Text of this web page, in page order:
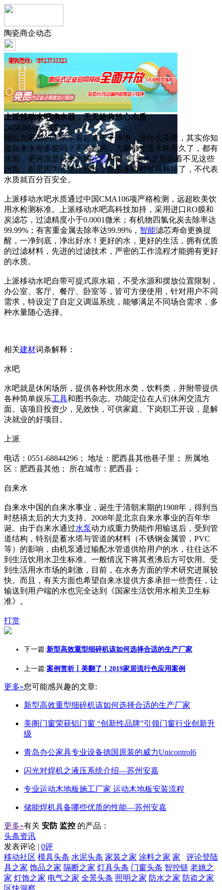
陶瓷商企动态
上派移动水吧净水器，天天给你放心水质
2024-04-06 浏览:72
你以为家里的自来水看起来干干净净，没什么杂质，其实你知
道自来水有多脏吗？不说别的，大家都知道水杯用久了，都有
水垢，更何况是自来水的水管内部~自来水之所以看不见这些
污垢，那是因为管道比较长，很多东西都被稀释掉了，不代表
水质就百分百安全。
上派移动水吧水质通过中国CMA106项严格检测，远超欧美饮
用水检测标准。上派移动水吧高科技加持，采用进口RO膜和
炭滤芯，过滤精度小于0.0001微米；有机物四氯化炭去除率达
99.99%；有害重金属去除率达99.99%， 智能滤芯寿命更换提
醒，一净到底，净出好水！更好的水，更好的生活，拥有优质
的过滤材料，先进的过滤技术，严密的工作流程才能拥有更好
的水质。
上派移动水吧自带可提式原水箱，不受水源和摆放位置限制，
办公室、客厅、餐厅、卧室等，皆可方便使用，针对用户不同
需求，特设定了自定义调温系统，能够满足不同场合需求，多
种水量随心选择。
相关建材词条解释：
水吧
水吧就是休闲场所，提供各种饮用水类，饮料类，并附带提供
各种简单娱乐工具和图书杂志。功能定位在人们休闲交流方
面。该项目投资少，见效快，可供家庭、下岗职工开设，是解
决就业的好项目。
上派
电话：0551-68844296； 地址：肥西县其他巷子里； 所属地
区：肥西县其他； 所在城市：肥西县；
自来水
自来水中国的自来水事业，诞生于清朝末期的1908年，得到当
时慈禧太后的大力支持。2008年是北京自来水事业的百年华
诞。由于自来水通过水泵动力或重力势能作用输送后，受到管
道结构，特别是蓄水塔与管道的材料（不锈钢金属管，PVC
等）的影响，由机泵通过输配水管道供给用户的水，往往达不
到生活饮用水卫生标准。一般情况下将其煮沸后方可饮用。受
到生活用水市场的刺激，目前，在水务方面的学术研究进展较
快。而且，有关方面也希望自来水提供方多承担一些责任，让
输送到用户端的水也完全达到《国家生活饮用水相关卫生标
准》。
打赏
下一篇:新型高效重型细碎机该如何选择合适的生产厂家
上一篇:案例赏析丨美翻了！2019家居流行色应用案例
更多»您可能感兴趣的文章:
新型高效重型细碎机该如何选择合适的生产厂家
美阁门窗荣获铝门窗 “创新性品牌”引领门窗行业创新升
级
青岛办公家具专业设备德国原装的威力Unicontrol6
闪光对焊机之液压系统介绍—苏州安嘉
专业运动木地板施工厂家 运动木地板安装流程
储能焊机具备哪些优质的性能—苏州安嘉
更多»有关 安防 监控 的产品：
头条资讯
发表评论 | 0评
评论登陆
移动社区 模具头条 水泥头条 家装之家 涂料之家 家
具之家 饰品之家 隔断之家 灯具头条 门窗头条 智控链 老姚之
家 灯饰之家 电气之家 全景头条 照明之家 防水之家 防盗之家
区快洞察